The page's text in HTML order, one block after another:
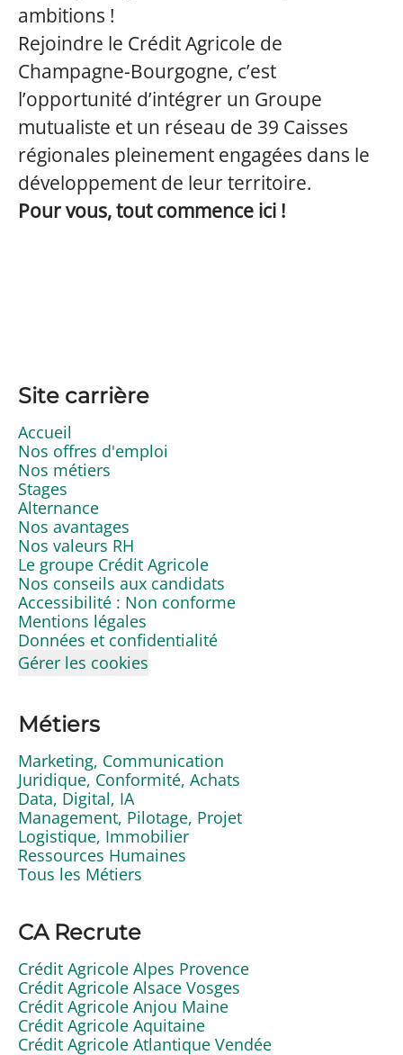
ambitions !
Rejoindre le Crédit Agricole de
Champagne-Bourgogne, c’est
l’opportunité d’intégrer un Groupe
mutualiste et un réseau de 39 Caisses
régionales pleinement engagées dans le
développement de leur territoire.
Pour vous, tout commence ici !
Site carrière
Accueil
Nos offres d'emploi
Nos métiers
Stages
Alternance
Nos avantages
Nos valeurs RH
Le groupe Crédit Agricole
Nos conseils aux candidats
Accessibilité : Non conforme
Mentions légales
Données et confidentialité
Gérer les cookies
Métiers
Marketing, Communication
Juridique, Conformité, Achats
Data, Digital, IA
Management, Pilotage, Projet
Logistique, Immobilier
Ressources Humaines
Tous les Métiers
CA Recrute
Crédit Agricole Alpes Provence
Crédit Agricole Alsace Vosges
Crédit Agricole Anjou Maine
Crédit Agricole Aquitaine
Crédit Agricole Atlantique Vendée